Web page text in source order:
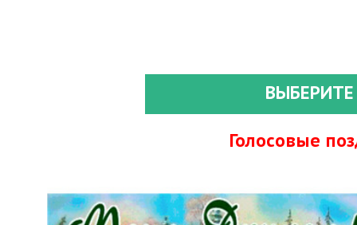
Голосовые